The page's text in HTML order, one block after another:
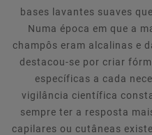
bases lavantes suaves
Numa época em que a
champôs eram alcalinas e
destacou-se por criar
específicas a cada
vigilância científica
sempre ter a resposta
capilares ou cutâneas